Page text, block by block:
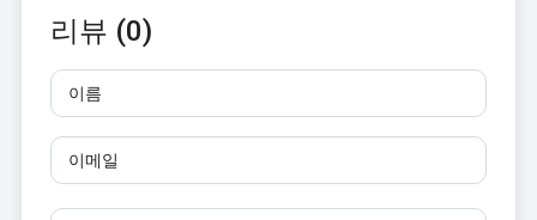
리뷰 (0)
이름
이메일
리뷰
10자 이상 입력하세요. 링크는 사용할 수 없습니다.